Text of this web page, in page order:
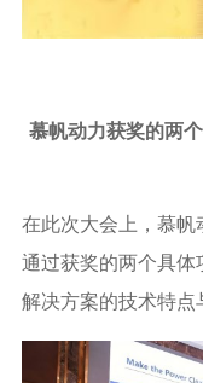
慕帆动力获奖的两
在此次大会上，慕帆
通过获奖的两个具体
解决方案的技术特点